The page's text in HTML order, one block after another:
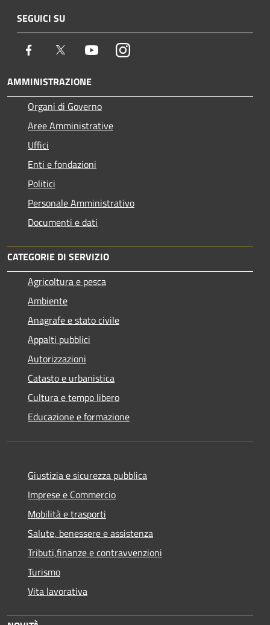
SEGUICI SU
Facebook Twitter YoutubeInstagram
AMMINISTRAZIONE
Organi di Governo
Aree Amministrative
Uffici
Enti e fondazioni
Politici
Personale Amministrativo
Documenti e dati
CATEGORIE DI SERVIZIO
Agricoltura e pesca
Ambiente
Anagrafe e stato civile
Appalti pubblici
Autorizzazioni
Catasto e urbanistica
Cultura e tempo libero
Educazione e formazione
Giustizia e sicurezza pubblica
Imprese e Commercio
Mobilità e trasporti
Salute, benessere e assistenza
Tributi,finanze e contravvenzioni
Turismo
Vita lavorativa